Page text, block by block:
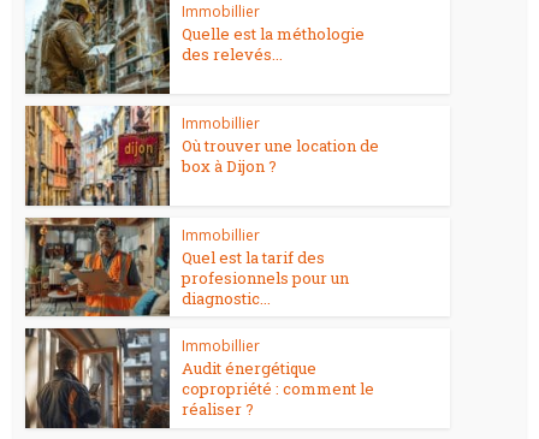
Immobillier
Quelle est la méthologie
des relevés...
Immobillier
Où trouver une location de
box à Dijon ?
Immobillier
Quel est la tarif des
profesionnels pour un
diagnostic...
Immobillier
Audit énergétique
copropriété : comment le
réaliser ?